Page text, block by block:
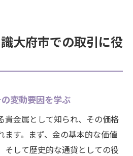
大府市での取引に役
変動要因を学ぶ
貴金属として知られ、その価格
ます。まず、金の基本的な価値
そして歴史的な通貨としての役